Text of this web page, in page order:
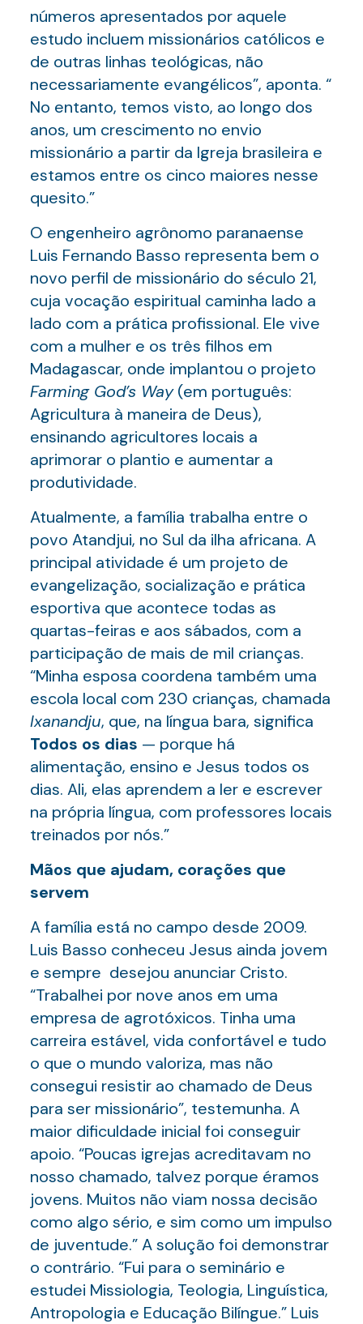
números apresentados por aquele
estudo incluem missionários católicos e
de outras linhas teológicas, não
necessariamente evangélicos”, aponta. “
No entanto, temos visto, ao longo dos
anos, um crescimento no envio
missionário a partir da Igreja brasileira e
estamos entre os cinco maiores nesse
quesito.”
O engenheiro agrônomo paranaense
Luis Fernando Basso representa bem o
novo perfil de missionário do século 21,
cuja vocação espiritual caminha lado a
lado com a prática profissional. Ele vive
com a mulher e os três filhos em
Madagascar, onde implantou o projeto
Farming God’s Way(em português:
Agricultura à maneira de Deus),
ensinando agricultores locais a
aprimorar o plantio e aumentar a
produtividade.
Atualmente, a família trabalha entre o
povo Atandjui, no Sul da ilha africana. A
principal atividade é um projeto de
evangelização, socialização e prática
esportiva que acontece todas as
quartas-feiras e aos sábados, com a
participação de mais de mil crianças.
“Minha esposa coordena também uma
escola local com 230 crianças, chamada
Ixanandju, que, na língua bara, significa
Todos os dias — porque há
alimentação, ensino e Jesus todos os
dias. Ali, elas aprendem a ler e escrever
na própria língua, com professores locais
treinados por nós.”
Mãos que ajudam, corações que
servem
A família está no campo desde 2009.
Luis Basso conheceu Jesus ainda jovem
e sempre desejou anunciar Cristo.
“Trabalhei por nove anos em uma
empresa de agrotóxicos. Tinha uma
carreira estável, vida confortável e tudo
o que o mundo valoriza, mas não
consegui resistir ao chamado de Deus
para ser missionário”, testemunha. A
maior dificuldade inicial foi conseguir
apoio. “Poucas igrejas acreditavam no
nosso chamado, talvez porque éramos
jovens. Muitos não viam nossa decisão
como algo sério, e sim como um impulso
de juventude.” A solução foi demonstrar
o contrário. “Fui para o seminário e
estudei Missiologia, Teologia, Linguística,
Antropologia e Educação Bilíngue.” Luis